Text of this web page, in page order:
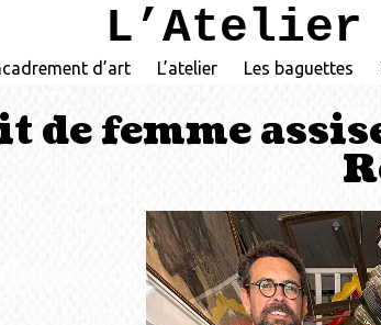
L’Atelier
d’art L’atelier Les baguettes
de femme